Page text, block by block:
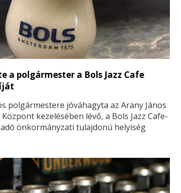
a polgármester a Bols Jazz Cafe
polgármestere jóváhagyta az Arany János
kezelésében lévő, a Bols Jazz Cafe-
önkormányzati tulajdonú helyiség